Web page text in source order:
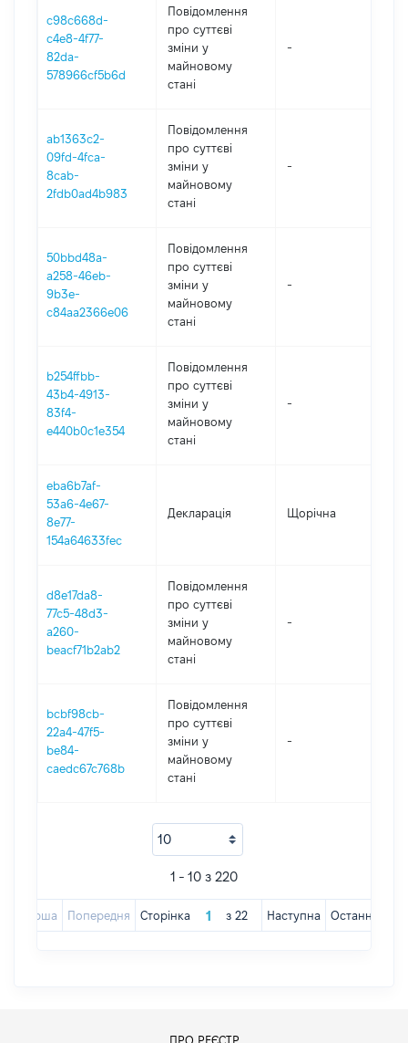
c98c668d-
c4e8-4f77-
82da-
578966cf5b6d
Повідомлення
про суттєві
зміни y
майновому
стані
-
ab1363c2-
09fd-4fca-
8cab-
2fdb0ad4b983
Повідомлення
про суттєві
зміни y
майновому
стані
-
50bbd48a-
a258-46eb-
9b3e-
c84aa2366e06
Повідомлення
про суттєві
зміни y
майновому
стані
-
b254ffbb-
43b4-4913-
83f4-
e440b0c1e354
Повідомлення
про суттєві
зміни y
майновому
стані
-
eba6b7af-
53a6-4e67-
8e77-
154a64633fec
Декларація Щорічна
d8e17da8-
77c5-48d3-
a260-
beacf71b2ab2
Повідомлення
про суттєві
зміни y
майновому
стані
-
bcbf98cb-
22a4-47f5-
be84-
caedc67c768b
Повідомлення
про суттєві
зміни y
майновому
стані
-
1 - 10 з 220
Перша Попередня Сторінка з 22 Наступна Остання
ПРО РЕЄСТР